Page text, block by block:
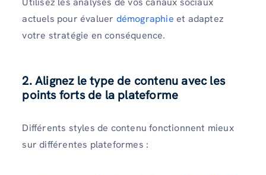
actuels pour évaluer démographie et adaptez
votre stratégie en conséquence.
2. Alignez le type de contenu avec les
points forts de la plateforme
Différents styles de contenu fonctionnent mieux
sur différentes plateformes :